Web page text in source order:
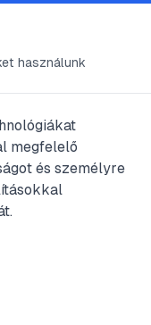
használunk
megfelelő
és személyre